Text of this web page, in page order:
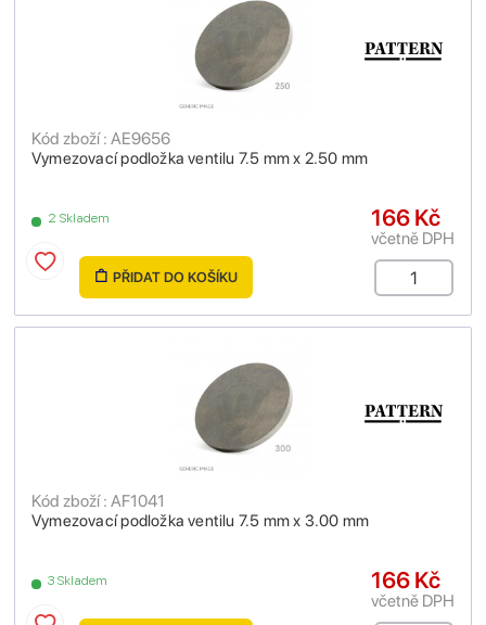
Vymezovací podložka ventilu 7.5 mm x 2.50 mm
Kód zboží : AE9656
2 Skladem 166 Kč
včetně DPH
PŘIDAT DO KOŠÍKU
Vymezovací podložka ventilu 7.5 mm x 3.00 mm
Kód zboží : AF1041
3 Skladem 166 Kč
včetně DPH